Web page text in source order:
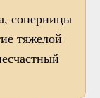
соперницы
тяжелой